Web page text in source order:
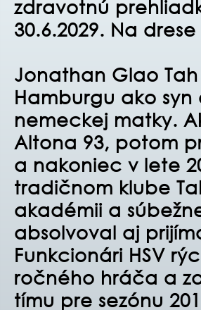
zdravotnú
30.6.2029. Na
Jonathan Glao
Hamburgu ako syn
nemeckej matky.
Altona 93, potom
a nakoniec v lete
tradičnom klube
akadémii a
absolvoval aj
Funkcionári HSV
ročného hráča a
tímu pre sezónu